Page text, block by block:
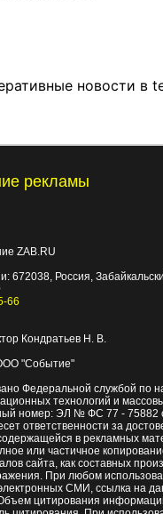
новости в
рекламы
ZAB.RU
672038, Россия,
66
Кондратьев Н. В.
"Событие"
Федеральной службой по
технологий и
номер: ЭЛ № ФС 77 - 75882
ответственности за
в рекламных
или частичное
сайта, как составных
При любом
СМИ, ссылка на
цитирования